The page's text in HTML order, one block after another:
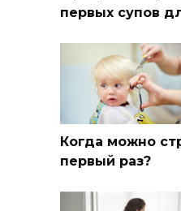
первых супов
Когда можно
первый раз?